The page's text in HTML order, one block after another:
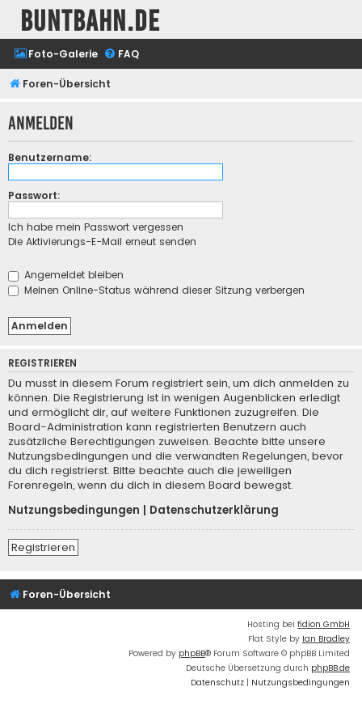
buntbahn.de
Foto-Galerie FAQ
Foren-Übersicht
Anmelden
Benutzername:
Passwort:
Ich habe mein Passwort vergessen
Die Aktivierungs-E-Mail erneut senden
Angemeldet bleiben
Meinen Online-Status während dieser Sitzung verbergen
REGISTRIEREN
Du musst in diesem Forum registriert sein, um dich anmelden zu
können. Die Registrierung ist in wenigen Augenblicken erledigt
und ermöglicht dir, auf weitere Funktionen zuzugreifen. Die
Board-Administration kann registrierten Benutzern auch
zusätzliche Berechtigungen zuweisen. Beachte bitte unsere
Nutzungsbedingungen und die verwandten Regelungen, bevor
du dich registrierst. Bitte beachte auch die jeweiligen
Forenregeln, wenn du dich in diesem Board bewegst.
Nutzungsbedingungen
Datenschutzerklärung
Registrieren
Foren-Übersicht
Hosting bei fidion GmbH
Flat Style by Ian Bradley
Powered by phpBB® Forum Software © phpBB Limited
Deutsche Übersetzung durch phpBB.de
Datenschutz | Nutzungsbedingungen